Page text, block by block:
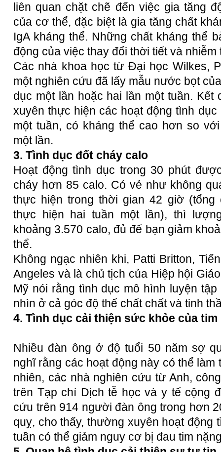
liên quan chặt chẽ đến việc gia tăng
của cơ thể, đặc biệt là gia tăng chất
IgA kháng thể. Những chất kháng thể
động của việc thay đổi thời tiết và nhiễm
Các nhà khoa học từ Đại học Wilkes,
một nghiên cứu đã lấy mẫu nước bọt
dục một lần hoặc hai lần một tuần.
xuyên thực hiện các hoạt động tình
một tuần, có kháng thể cao hơn so
một lần.
3. Tình dục đốt cháy calo
Hoạt động tình dục trong 30 phút
cháy hơn 85 calo. Có vẻ như không
thực hiện trong thời gian 42 giờ (tổng
thực hiện hai tuần một lần), thì
khoảng 3.570 calo, đủ để bạn giảm
thể.
Không ngạc nhiên khi, Patti Britton,
Angeles và là chủ tịch của Hiệp hội
Mỹ nói rằng tình dục mô hình luyện
nhìn ở cả góc độ thể chất chất và tinh
4. Tình dục cải thiện sức khỏe của tim
Nhiều đàn ông ở độ tuổi 50 năm sợ
nghĩ rằng các hoạt động này có thể làm
nhiên, các nhà nghiên cứu từ Anh,
trên Tạp chí Dịch tễ học và y tế cộng
cứu trên 914 người đàn ông trong hơn
quỵ, cho thấy, thường xuyên hoạt động
tuần có thể giảm nguy cơ bị đau tim